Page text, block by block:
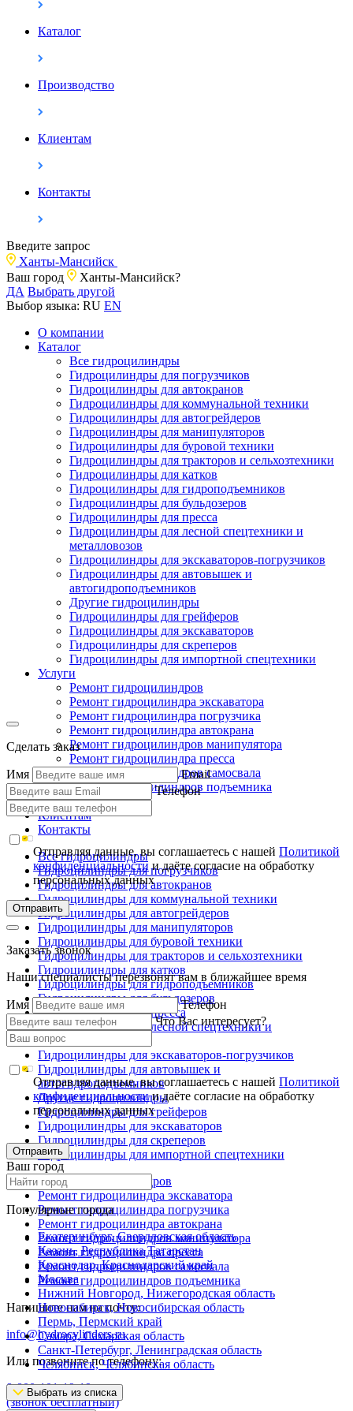
Каталог
Производство
Клиентам
Контакты
Введите запрос
Ханты-Мансийск
Ваш город
Ханты-Мансийск?
ДА Выбрать другой
Выбор языка: RU EN
О компании
Каталог
Все гидроцилиндры
Гидроцилиндры для погрузчиков
Гидроцилиндры для автокранов
Гидроцилиндры для коммунальной техники
Гидроцилиндры для автогрейдеров
Гидроцилиндры для манипуляторов
Гидроцилиндры для буровой техники
Гидроцилиндры для тракторов и сельхозтехники
Гидроцилиндры для катков
Гидроцилиндры для гидроподъемников
Гидроцилиндры для бульдозеров
Гидроцилиндры для пресса
Гидроцилиндры для лесной спецтехники и
металловозов
Гидроцилиндры для экскаваторов-погрузчиков
Гидроцилиндры для автовышек и
автогидроподъемников
Другие гидроцилиндры
Гидроцилиндры для грейферов
Гидроцилиндры для экскаваторов
Гидроцилиндры для скреперов
Гидроцилиндры для импортной спецтехники
Услуги
Ремонт гидроцилиндров
Ремонт гидроцилиндра экскаватора
Ремонт гидроцилиндра погрузчика
Ремонт гидроцилиндра автокрана
Ремонт гидроцилиндров манипулятора
Ремонт гидроцилиндра пресса
Ремонт гидроцилиндров самосвала
Ремонт гидроцилиндров подъемника
Производство
Клиентам
Контакты
Все гидроцилиндры
Гидроцилиндры для погрузчиков
Гидроцилиндры для автокранов
Гидроцилиндры для коммунальной техники
Гидроцилиндры для автогрейдеров
Гидроцилиндры для манипуляторов
Гидроцилиндры для буровой техники
Гидроцилиндры для тракторов и сельхозтехники
Гидроцилиндры для катков
Гидроцилиндры для гидроподъемников
Гидроцилиндры для бульдозеров
Гидроцилиндры для пресса
Гидроцилиндры для лесной спецтехники и
металловозов
Гидроцилиндры для экскаваторов-погрузчиков
Гидроцилиндры для автовышек и
автогидроподъемников
Другие гидроцилиндры
Гидроцилиндры для грейферов
Гидроцилиндры для экскаваторов
Гидроцилиндры для скреперов
Гидроцилиндры для импортной спецтехники
Ремонт гидроцилиндров
Ремонт гидроцилиндра экскаватора
Ремонт гидроцилиндра погрузчика
Ремонт гидроцилиндра автокрана
Ремонт гидроцилиндров манипулятора
Ремонт гидроцилиндра пресса
Ремонт гидроцилиндров самосвала
Ремонт гидроцилиндров подъемника
Напишите нам на почту:
info@hydrocylinders.ru
Или позвоните по телефону:
8-800-101-19-19
(звонок бесплатный)
Сделать заказ
Имя
Email
Телефон
Отправляя данные, вы соглашаетесь с нашейПолитикой
конфиденциальностии даёте согласие на обработку
персональных данных
Отправить
Заказать звонок
Наши специалисты перезвонят вам в ближайшее время
Имя
Телефон
Что Вас интересует?
Отправляя данные, вы соглашаетесь с нашейПолитикой
конфиденциальностии даёте согласие на обработку
персональных данных
Отправить
Ваш город
Популярные города
Екатеринбург, Свердловская область
Казань, Республика Татарстан
Краснодар, Краснодарский край
Москва
Нижний Новгород, Нижегородская область
Новосибирск, Новосибирская область
Пермь, Пермский край
Самара, Самарская область
Санкт-Петербург, Ленинградская область
Челябинск, Челябинская область
Выбрать из списка